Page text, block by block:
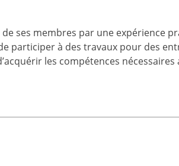
ses membres par une expérience
participer à des travaux pour des
les compétences